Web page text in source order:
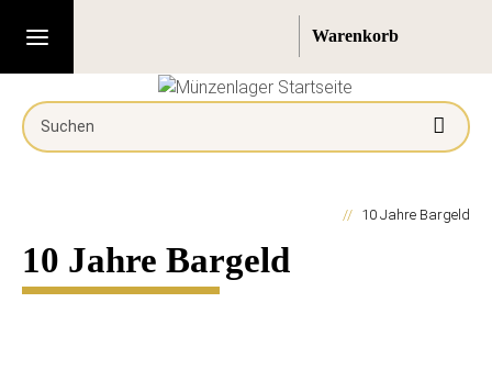
10 Jahre Bargeld
10 Jahre Bargeld